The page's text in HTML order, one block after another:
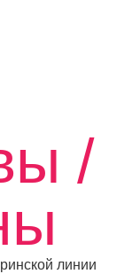
/
линии